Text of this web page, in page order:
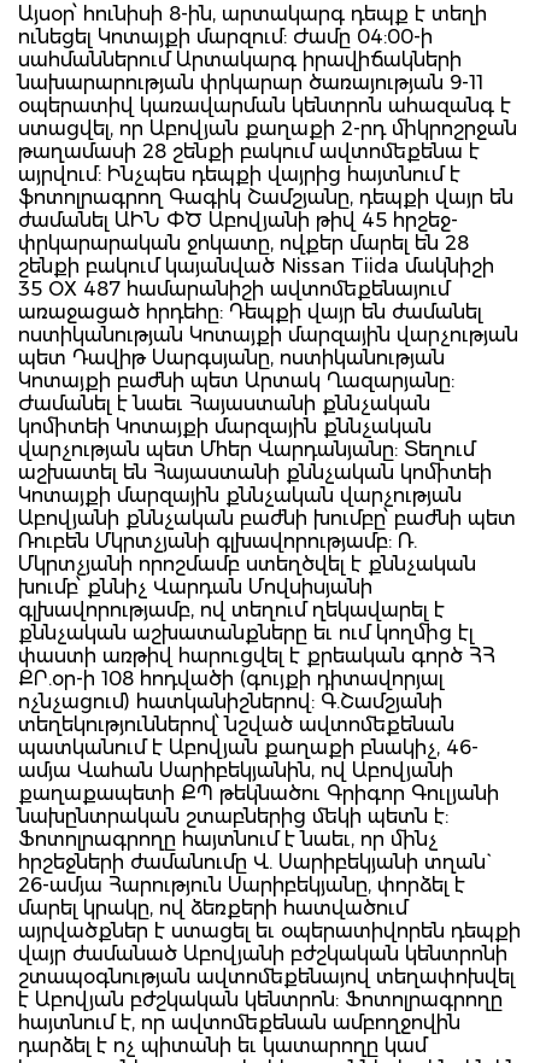
Այսօր՝ հունիսի 8-ին, արտակարգ դեպք է տեղի
ունեցել Կոտայքի մարզում: Ժամը 04:00-ի
սահմաններում Արտակարգ իրավիճակների
նախարարության փրկարար ծառայության 9-11
օպերատիվ կառավարման կենտրոն ահազանգ է
ստացվել, որ Աբովյան քաղաքի 2-րդ միկրոշրջան
թաղամասի 28 շենքի բակում ավտոմեքենա է
այրվում: Ինչպես դեպքի վայրից հայտնում է
ֆոտոլրագրող Գագիկ Շամշյանը, դեպքի վայր են
ժամանել ԱԻՆ ՓԾ Աբովյանի թիվ 45 հրշեջ-
փրկարարական ջոկատը, ովքեր մարել են 28
շենքի բակում կայանված Nissan Tiida մակնիշի
35 OX 487 համարանիշի ավտոմեքենայում
առաջացած հրդեհը: Դեպքի վայր են ժամանել
ոստիկանության Կոտայքի մարզային վարչության
պետ Դավիթ Սարգսյանը, ոստիկանության
Կոտայքի բաժնի պետ Արտակ Ղազարյանը:
Ժամանել է նաեւ Հայաստանի քննչական
կոմիտեի Կոտայքի մարզային քննչական
վարչության պետ Մհեր Վարդանյանը: Տեղում
աշխատել են Հայաստանի քննչական կոմիտեի
Կոտայքի մարզային քննչական վարչության
Աբովյանի քննչական բաժնի խումբը՝ բաժնի պետ
Ռուբեն Մկրտչյանի գլխավորությամբ: Ռ.
Մկրտչյանի որոշմամբ ստեղծվել է քննչական
խումբ՝ քննիչ Վարդան Մովսիսյանի
գլխավորությամբ, ով տեղում ղեկավարել է
քննչական աշխատանքները եւ ում կողմից էլ
փաստի առթիվ հարուցվել է քրեական գործ ՀՀ
ՔՐ.օր-ի 108 հոդվածի (գույքի դիտավորյալ
ոչնչացում) հատկանիշներով: Գ.Շամշյանի
տեղեկություններով՝ նշված ավտոմեքենան
պատկանում է Աբովյան քաղաքի բնակիչ, 46-
ամյա Վահան Սարիբեկյանին, ով Աբովյանի
քաղաքապետի ՔՊ թեկնածու Գրիգոր Գուլյանի
նախընտրական շտաբներից մեկի պետն է:
Ֆոտոլրագրողը հայտնում է նաեւ, որ մինչ
հրշեջների ժամանումը Վ. Սարիբեկյանի տղան`
26-ամյա Հարություն Սարիբեկյանը, փորձել է
մարել կրակը, ով ձեռքերի հատվածում
այրվածքներ է ստացել եւ օպերատիվորեն դեպքի
վայր ժամանած Աբովյանի բժշկական կենտրոնի
շտապօգնության ավտոմեքենայով տեղափոխվել
է Աբովյան բժշկական կենտրոն: Ֆոտոլրագրողը
հայտնում է, որ ավտոմեքենան ամբողջովին
դարձել է ոչ պիտանի եւ կատարողը կամ